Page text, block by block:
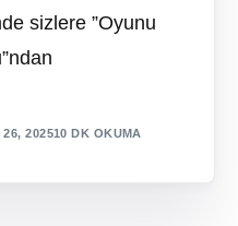
sizlere ”Oyunu
26, 202510 DK OKUMA